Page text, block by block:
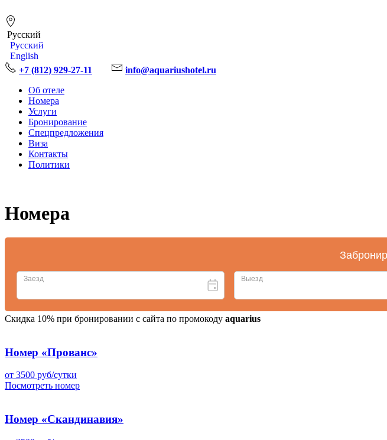
Русский
Русский
English
+7 (812) 929-27-11
info@aquariushotel.ru
Об отеле
Номера
Услуги
Бронирование
Спецпредложения
Виза
Контакты
Политики
Номера
Скидка 10% при бронировании с сайта по промокоду aquarius
Номер «Прованс»
от 3500 руб/сутки
Посмотреть номер
Номер «Скандинавия»